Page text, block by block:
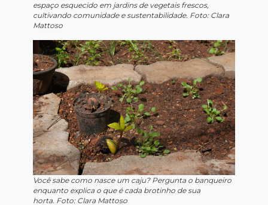
espaço esquecido em jardins de vegetais frescos,
cultivando comunidade e sustentabilidade. Foto: Clara
Mattoso
Você sabe como nasce um caju? Pergunta o banqueiro
enquanto explica o que é cada brotinho de sua
horta. Foto: Clara Mattoso